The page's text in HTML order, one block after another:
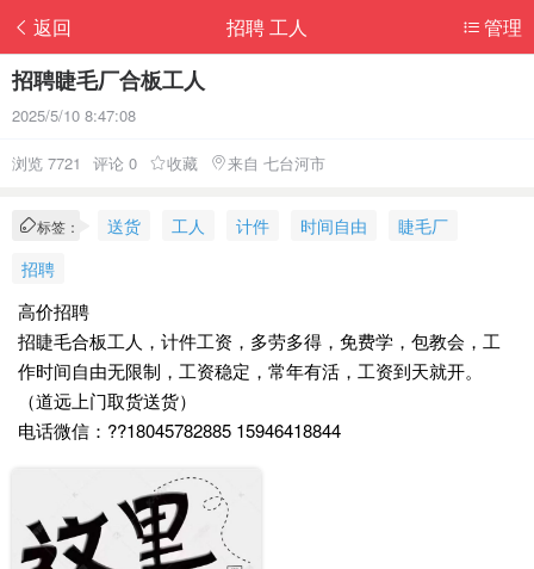
返回 管理
招聘 工人
招聘睫毛厂合板工人
2025/5/10 8:47:08
浏览 7721 评论 0 收藏 来自 七台河市
标签： 送货 工人 计件 时间自由
睫毛厂
招聘
高价招聘
招睫毛合板工人，计件工资，多劳多得，免费学，包教会，工
作时间自由无限制，工资稳定，常年有活，工资到天就开。
（道远上门取货送货）
电话微信：??18045782885 15946418844